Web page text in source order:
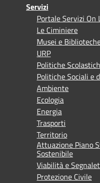
Servizi
Portale Servizi On
Le Ciminiere
Musei e
URP
Politiche
Politiche Sociali e
Ambiente
Ecologia
Energia
Trasporti
Territorio
Attuazione Piano
Sostenibile
Viabilità e
Protezione Civile